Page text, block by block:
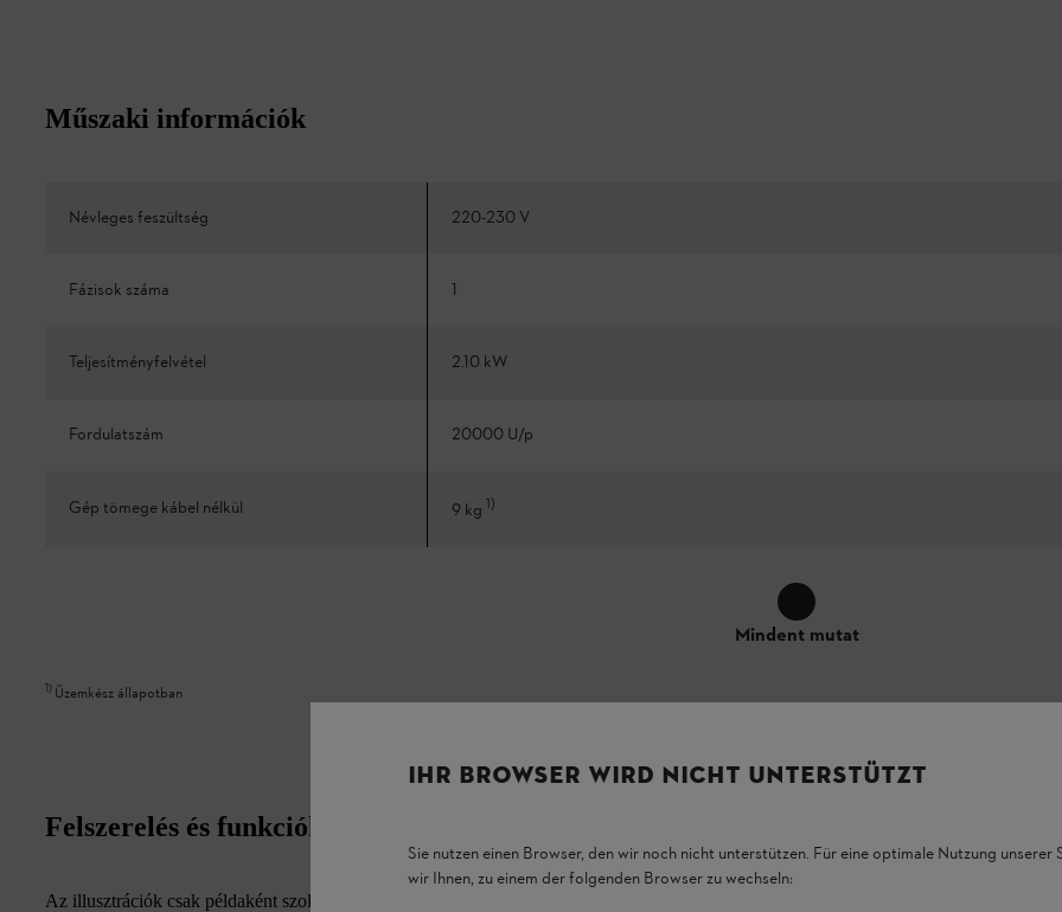
Műszaki információk
Névleges feszültség 220-230 V
Fázisok száma 1
Teljesítményfelvétel 2.10 kW
Fordulatszám 20000 U/p
Gép tömege kábel nélkül 9 kg 1)
Mindent mutat
1) Üzemkész állapotban
Felszerelés és funkciók
Az illusztrációk csak példaként szolgálnak. A felszereltségi jellemzők megjelenése és konkrét elhelyezése a terméken eltérhet az
IHR BROWSER WIRD NICHT UNTERSTÜTZT
Sie nutzen einen Browser, den wir noch nicht unterstützen. Für eine optimale Nutzung unserer
wir Ihnen, zu einem der folgenden Browser zu wechseln: